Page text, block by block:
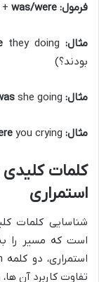
فرمول: + was/were
مثال:What
بودند؟)
مثال: she going? (او به کجا می رفت؟)
مثال: you crying? (چرا گریه می کردی؟)
کلمات
استمراری
شناسایی کلمات
است که مسیر را
تفاوت کاربرد آن ها، یکی